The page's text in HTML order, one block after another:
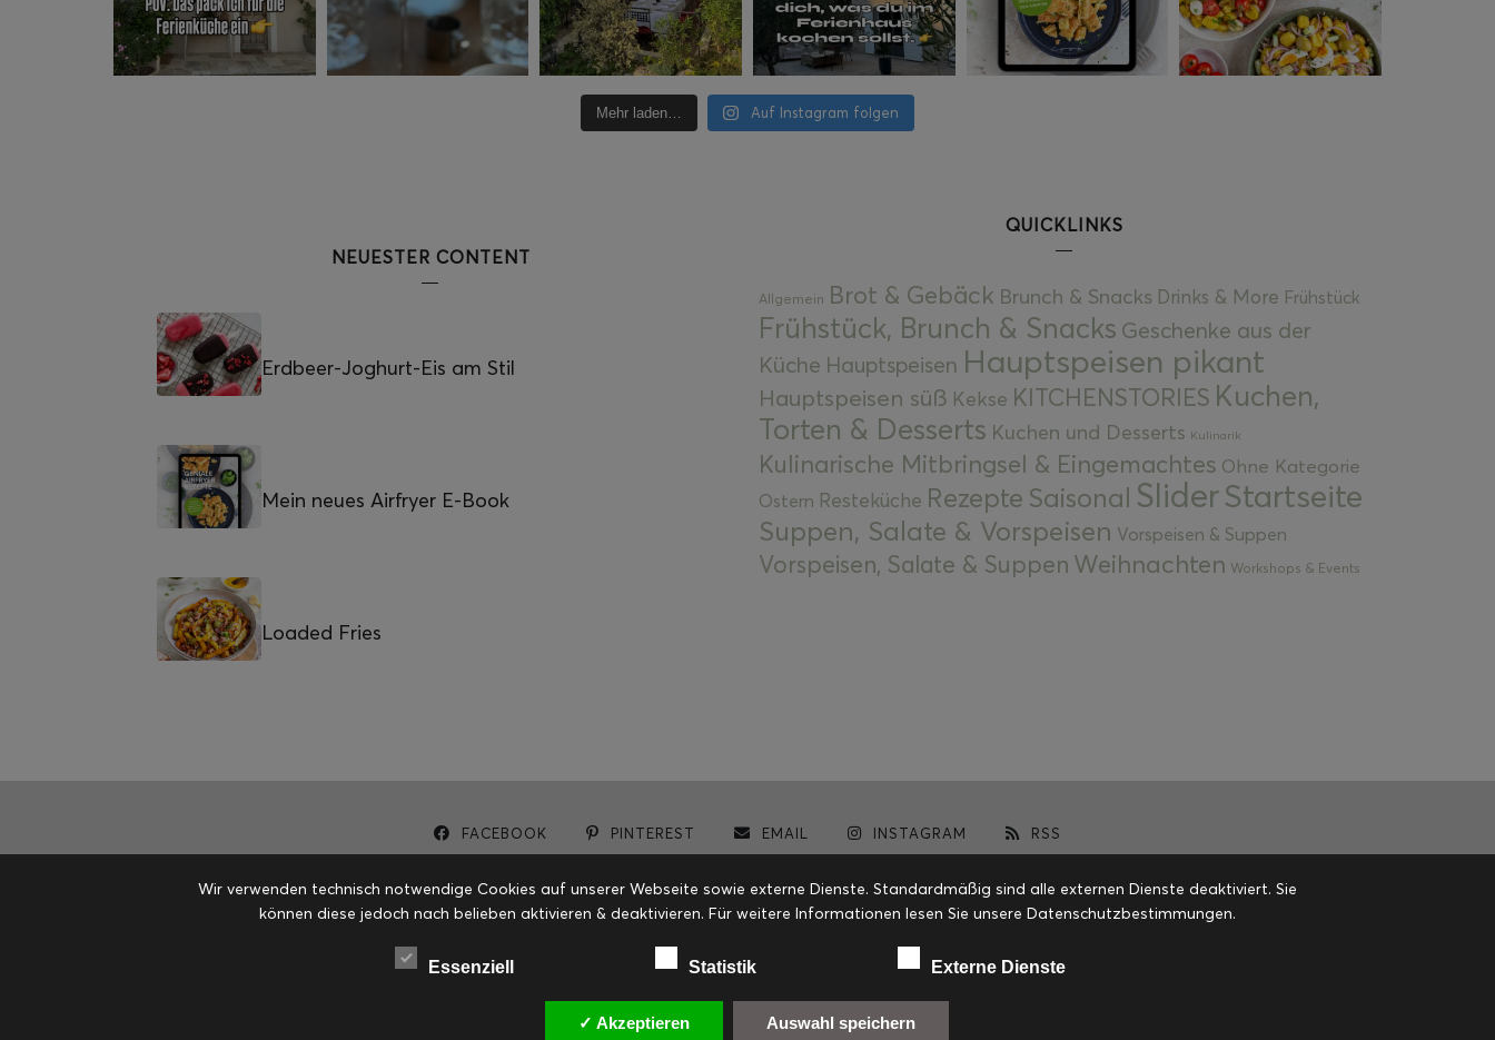
Mehr laden… Auf Instagram folgen
NEUESTER CONTENT
Erdbeer-Joghurt-Eis am Stil
Mein neues Airfryer E-Book
Loaded Fries
QUICKLINKS
Allgemein Brot & Gebäck Brunch & Snacks Drinks & More Frühstück
Frühstück, Brunch & Snacks Geschenke aus der
Küche Hauptspeisen Hauptspeisen pikant
Hauptspeisen süß Kekse KITCHENSTORIES Kuchen,
Torten & Desserts Kuchen und Desserts Kulinarik
Kulinarische Mitbringsel & Eingemachtes Ohne Kategorie
Ostern Resteküche Rezepte Saisonal SliderStartseite
Suppen, Salate & Vorspeisen Vorspeisen & Suppen
Vorspeisen, Salate & Suppen Weihnachten Workshops & Events
FACEBOOK PINTEREST EMAIL INSTAGRAM RSS
Wir verwenden technisch notwendige Cookies auf unserer Webseite sowie externe Dienste. Standardmäßig sind alle externen Dienste deaktiviert. Sie
können diese jedoch nach belieben aktivieren & deaktivieren. Für weitere Informationen lesen Sie unsere Datenschutzbestimmungen.
Essenziell Statistik Externe Dienste
✓ Akzeptieren Auswahl speichern